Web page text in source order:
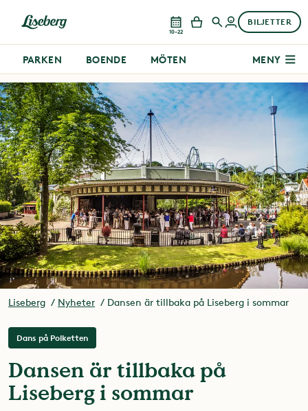
10–22
BILJETTER
PARKEN BOENDE MÖTEN MENY
Liseberg Nyheter Dansen är tillbaka på Liseberg i sommar
Dans på Polketten
Dansen är tillbaka på
Liseberg i sommar